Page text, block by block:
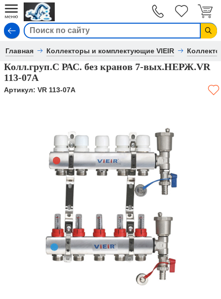
Главная Коллекторы и комплектующие VIEIR
Колл.груп.С РАС. без кранов 7-вых.НЕРЖ.VR
113-07A
Артикул: VR 113-07A